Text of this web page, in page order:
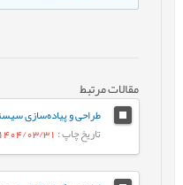
مقالات مرتبط
تاریخ چاپ: 1404/03/31